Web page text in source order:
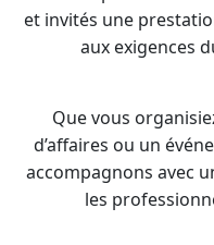
et invités une
aux exigences
Que vous
d’affaires ou un
accompagnons avec
les